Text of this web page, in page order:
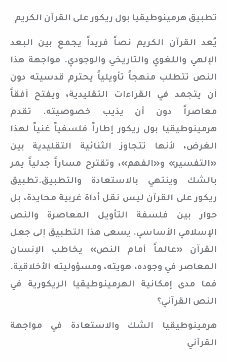
تطبيق هرمينوطيقيا بول ريكور على القرآن الكريم
يُعد القرآن الكريم نصاً فريداً يجمع بين البعد
الإلهي واللغوي والتاريخي والوجودي. مواجهة هذا
النص تتطلب منهجاً تأويلياً يحترم قدسيته دون
أن يتجمد في القراءات التقليدية، ويفتح أفقاً
معاصراً دون أن يذيب خصوصيته. تقدم
هرمينوطيقيا بول ريكور إطاراً فلسفياً غنياً لهذا
الغرض، لأنها تتجاوز الثنائية التقليدية بين
«التفسير» و«الفهم»، وتقترح مساراً جدلياً يمر
بالشك وينتهي بالاستعادة والتطبيق.تطبيق
ريكور على القرآن ليس نقل أداة غربية محايدة، بل
حوار بين فلسفة التأويل المعاصرة والنص
الإسلامي الأساسي. يسعى هذا التطبيق إلى جعل
القرآن «عالماً أمام النص» يخاطب الإنسان
المعاصر في وجوده، هويته، ومسؤوليته الأخلاقية.
فما مدى إمكانية الهرمينوطيقيا الريكورية في
النص القرآني؟
هرمينوطيقيا الشك والاستعادة في مواجهة
القرآني